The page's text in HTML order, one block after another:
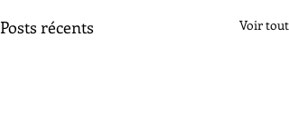
Posts récents Voir tout